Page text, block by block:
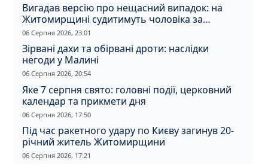
Вигадав версію про нещасний випадок: на
Житомирщині судитимуть чоловіка за
вбивство співмешканки
06 Серпня 2026, 23:01
Зірвані дахи та обірвані дроти: наслідки
негоди у Малині
06 Серпня 2026, 20:54
Яке 7 серпня свято: головні події, церковний
календар та прикмети дня
06 Серпня 2026, 17:50
Під час ракетного удару по Києву загинув 20-
річний житель Житомирщини
06 Серпня 2026, 17:21